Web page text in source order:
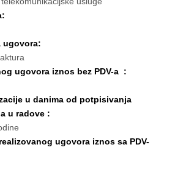
ugovora:
ugovora iznos bez PDV-a :
u danima od potpisivanja
u radove :
ugovora iznos sa PDV-